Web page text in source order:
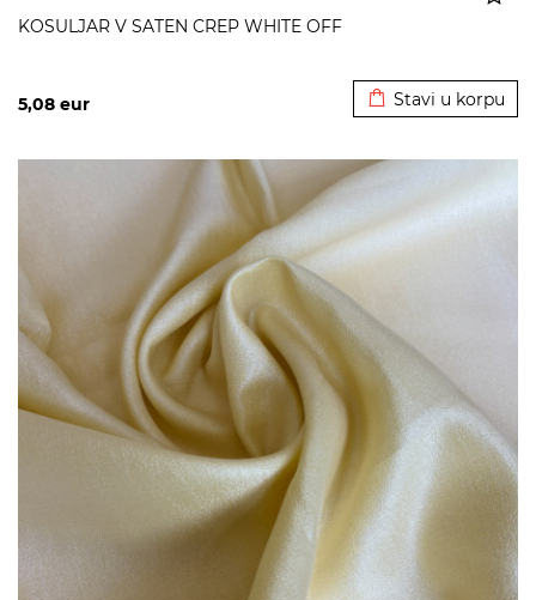
KOSULJAR V SATEN CREP WHITE OFF
5,08 eur Stavi u korpu